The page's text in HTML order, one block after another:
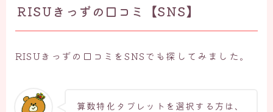
RISUきっずの口コミ【SNS】
RISUきっずの口コミをSNSでも探してみました。
算数特化タブレットを選択する方は、